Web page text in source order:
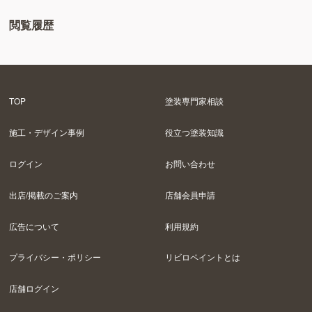
閲覧履歴
TOP 塗装専門家相談
施工・デザイン事例 役立つ塗装知識
ログイン お問い合わせ
出店/掲載のご案内 店舗会員申請
広告について 利用規約
プライバシー・ポリシー リビロペイントとは
店舗ログイン